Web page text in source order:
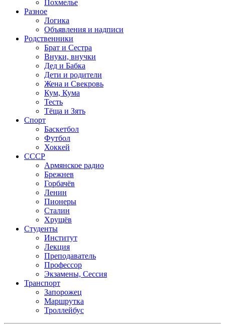
Похмелье
Разное
Логика
Объявления и надписи
Родственники
Брат и Сестра
Внуки, внучки
Дед и Бабка
Дети и родители
Жена и Свекровь
Кум, Кума
Тесть
Тёща и Зять
Спорт
Баскетбол
Футбол
Хоккей
СССР
Армянское радио
Брежнев
Горбачёв
Ленин
Пионеры
Сталин
Хрущёв
Студенты
Институт
Лекция
Преподаватель
Профессор
Экзамены, Сессия
Транспорт
Запорожец
Маршрутка
Троллейбус